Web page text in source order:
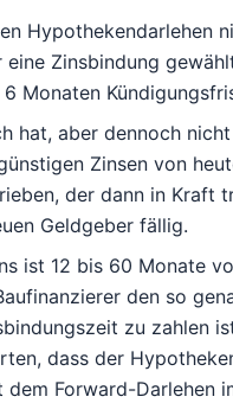
Hypothekendarlehen
eine Zinsbindung
Monaten
hat, aber dennoch
Zinsen von
der dann in
Geldgeber fällig.
ist 12 bis 60 Monate
den so
zu zahlen
dass der
Forward-Darlehen